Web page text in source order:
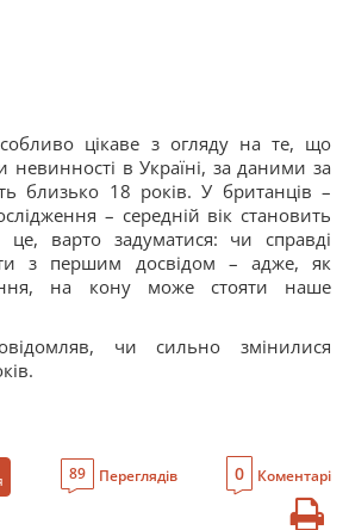
цікаве з огляду на те, що
невинності в Україні, за даними за
близько 18 років. У британців –
– середній вік становить
варто задуматися: чи справді
з першим досвідом – адже, як
на кону може стояти наше
чи сильно змінилися
89 Переглядів 0 Коментарі